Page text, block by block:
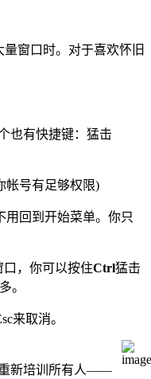
窗口时。对于喜欢怀旧
也有快捷键：猛击
帐号有足够权限)
回到开始菜单。你只
口，你可以按住Ctrl猛击
。
来取消。
重新培训所有人——